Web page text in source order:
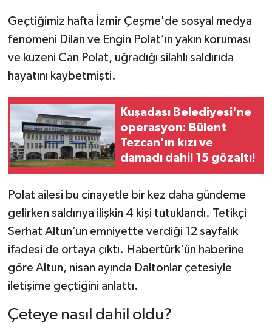
Geçtiğimiz hafta İzmir Çeşme'de sosyal medya
fenomeni Dilan ve Engin Polat’ın yakın koruması
ve kuzeni Can Polat, uğradığı silahlı saldırıda
hayatını kaybetmişti.
Kuşadası Belediyesi'ne
operasyon: Bülent
Tezcan'ın kızı ve
damadı dahil 15 gözaltı!
Polat ailesi bu cinayetle bir kez daha gündeme
gelirken saldırıya ilişkin 4 kişi tutuklandı. Tetikçi
Serhat Altun’un emniyette verdiği 12 sayfalık
ifadesi de ortaya çıktı. Habertürk'ün haberine
göre Altun, nisan ayında Daltonlar çetesiyle
iletişime geçtiğini anlattı.
Çeteye nasıl dahil oldu?
Çalışma Hayatı
Kadın
Yurt
2024 Seçim Sonuçları